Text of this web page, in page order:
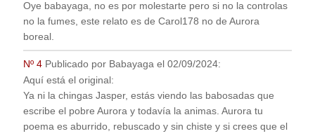
Oye babayaga, no es por molestarte pero si no la controlas
no la fumes, este relato es de Carol178 no de Aurora
boreal.
Nº 4Publicado por Babayaga el 02/09/2024:
Aquí está el original:
Ya ni la chingas Jasper, estás viendo las babosadas que
escribe el pobre Aurora y todavía la animas. Aurora tu
poema es aburrido, rebuscado y sin chiste y si crees que el